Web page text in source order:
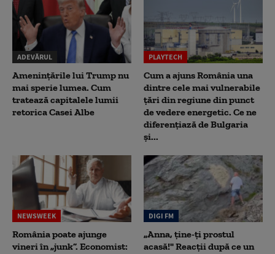
ADEVĂRUL
Amenințările lui Trump nu
mai sperie lumea. Cum
tratează capitalele lumii
retorica Casei Albe
PLAYTECH
Cum a ajuns România una
dintre cele mai vulnerabile
țări din regiune din punct
de vedere energetic. Ce ne
diferențiază de Bulgaria
și...
NEWSWEEK
România poate ajunge
vineri în „junk”. Economist:
DIGI FM
„Anna, ţine-ţi prostul
acasă!" Reacţii după ce un